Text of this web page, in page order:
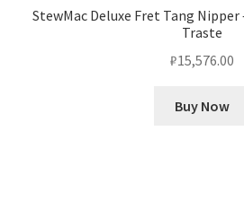
StewMac Deluxe Fret Tang
Traste
₽15,576.00
Buy Now